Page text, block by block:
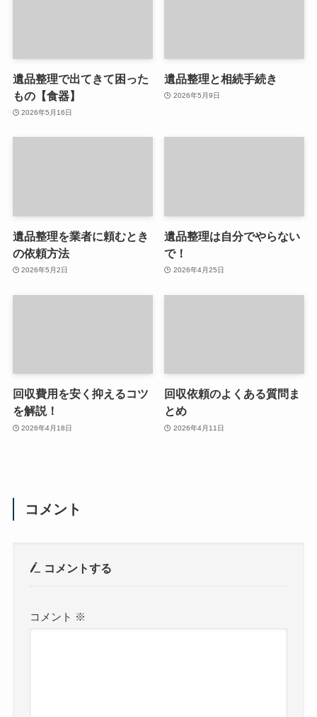
遺品整理で出てきて困った
もの【食器】
2026年5月16日
遺品整理と相続手続き
2026年5月9日
遺品整理を業者に頼むとき
の依頼方法
2026年5月2日
遺品整理は自分でやらない
で！
2026年4月25日
回収費用を安く抑えるコツ
を解説！
2026年4月18日
回収依頼のよくある質問ま
とめ
2026年4月11日
コメント
コメントする
コメント ※